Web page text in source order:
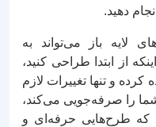
دهید.
لایه باز می‌تواند به
از ابتدا طراحی کنید،
و تنها تغییرات لازم
شما را صرفه‌جویی می‌کند،
که طرح‌هایی حرفه‌ای و